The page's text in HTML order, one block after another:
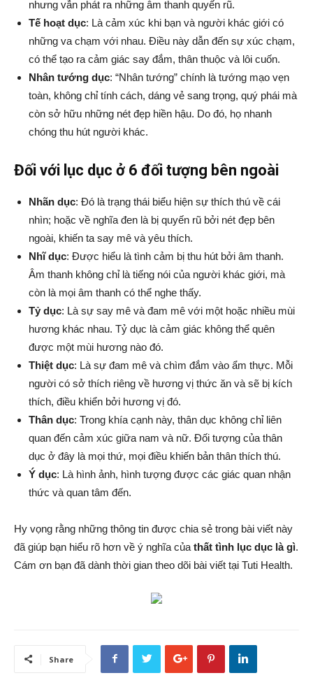
nhưng vẫn phát ra những âm thanh quyến rũ.
Tế hoạt dục: Là cảm xúc khi bạn và người khác giới có
những va chạm với nhau. Điều này dẫn đến sự xúc chạm,
có thể tạo ra cảm giác say đắm, thân thuộc và lôi cuốn.
Nhân tướng dục: “Nhân tướng” chính là tướng mạo vẹn
toàn, không chỉ tính cách, dáng vẻ sang trọng, quý phái mà
còn sở hữu những nét đẹp hiền hậu. Do đó, họ nhanh
chóng thu hút người khác.
Đối với lục dục ở 6 đối tượng bên ngoài
Nhãn dục: Đó là trạng thái biểu hiện sự thích thú về cái
nhìn; hoặc về nghĩa đen là bị quyến rũ bởi nét đẹp bên
ngoài, khiến ta say mê và yêu thích.
Nhĩ dục: Được hiểu là tình cảm bị thu hút bởi âm thanh.
Âm thanh không chỉ là tiếng nói của người khác giới, mà
còn là mọi âm thanh có thể nghe thấy.
Tỷ dục: Là sự say mê và đam mê với một hoặc nhiều mùi
hương khác nhau. Tỷ dục là cảm giác không thể quên
được một mùi hương nào đó.
Thiệt dục: Là sự đam mê và chìm đắm vào ẩm thực. Mỗi
người có sở thích riêng về hương vị thức ăn và sẽ bị kích
thích, điều khiển bởi hương vị đó.
Thân dục: Trong khía cạnh này, thân dục không chỉ liên
quan đến cảm xúc giữa nam và nữ. Đối tượng của thân
dục ở đây là mọi thứ, mọi điều khiến bản thân thích thú.
Ý dục: Là hình ảnh, hình tượng được các giác quan nhận
thức và quan tâm đến.
Hy vọng rằng những thông tin được chia sẻ trong bài viết này
đã giúp bạn hiểu rõ hơn về ý nghĩa của thất tình lục dục là gì.
Cám ơn bạn đã dành thời gian theo dõi bài viết tại Tuti Health.
Share